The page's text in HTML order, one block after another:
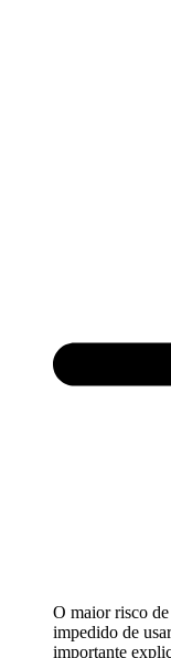
O maior risco
impedido de
importante